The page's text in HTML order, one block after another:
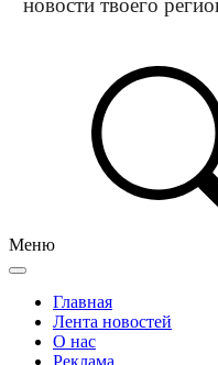
Меню
Главная
Лента новостей
О нас
Реклама